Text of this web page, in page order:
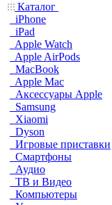
Каталог
iPhone
iPad
Apple Watch
Apple AirPods
MacBook
Apple Mac
Аксессуары Apple
Samsung
Xiaomi
Dyson
Игровые приставки
Смартфоны
Аудио
ТВ и Видео
Компьютеры